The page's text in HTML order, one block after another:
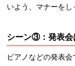
いよう、マナーをし
シーン③：発表会
ピアノなどの発表会